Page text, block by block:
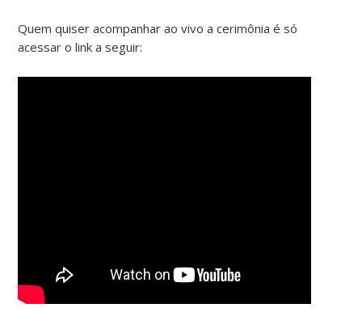
Quem quiser acompanhar ao vivo a cerimônia é só
acessar o link a seguir: